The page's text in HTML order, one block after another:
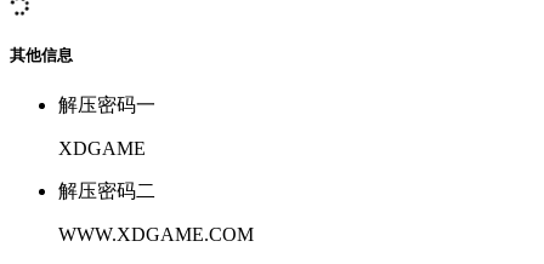
其他信息
解压密码一
XDGAME
解压密码二
WWW.XDGAME.COM